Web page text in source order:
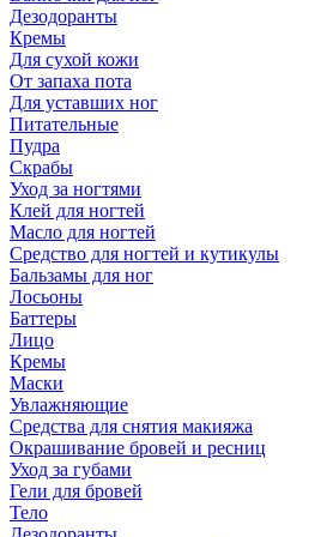
Дезодоранты
Кремы
Для сухой кожи
От запаха пота
Для уставших ног
Питательные
Пудра
Скрабы
Уход за ногтями
Клей для ногтей
Масло для ногтей
Средство для ногтей и кутикулы
Бальзамы для ног
Лосьоны
Баттеры
Лицо
Кремы
Маски
Увлажняющие
Средства для снятия макияжа
Окрашивание бровей и ресниц
Уход за губами
Гели для бровей
Тело